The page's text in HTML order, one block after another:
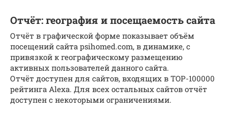
Отчёт: география и посещаемость сайта
Отчёт в графической форме показывает объём
посещений сайта psihomed.com, в динамике, с
привязкой к географическому размещению
активных пользователей данного сайта.
Отчёт доступен для сайтов, входящих в TOP-100000
рейтинга Alexa. Для всех остальных сайтов отчёт
доступен с некоторыми ограничениями.